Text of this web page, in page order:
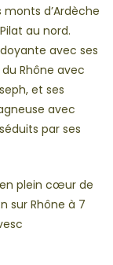
d’Ardèche
au nord.
avec ses
Rhône avec
et ses
avec
par ses
plein cœur de
sur Rhône à 7